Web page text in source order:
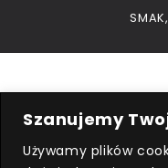
Szanujemy
Używamy plików